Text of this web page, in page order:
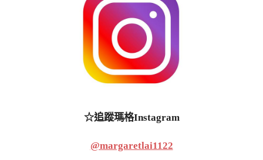
☆追蹤瑪格Instagram
@margaretlai1122